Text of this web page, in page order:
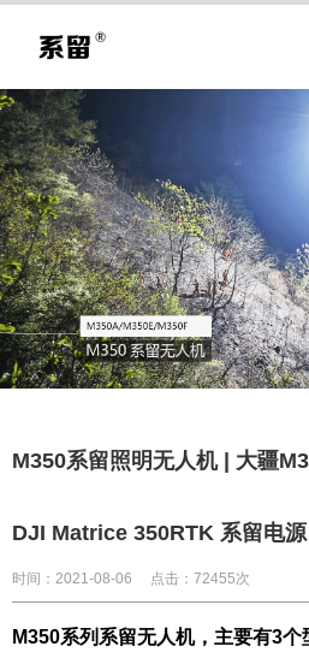
M350系留照明无人机 | 大疆
DJI Matrice 350RTK 系留电源
时间：2021-08-06 点击：72455次
M350系列系留无人机，主要有3个